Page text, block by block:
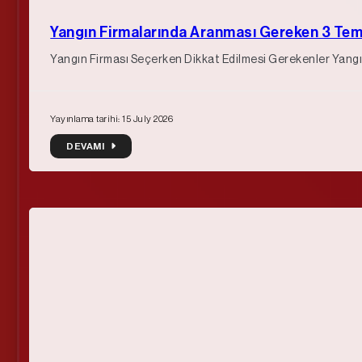
Yangın Firmalarında Aranması Gereken 3
Yangın Firması Seçerken Dikkat Edilmesi Gerekenler
Yayınlama tarihi: 15 July 2026
DEVAMI
DEVAMI